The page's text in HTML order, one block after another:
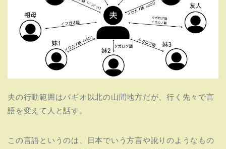
夫の行動範囲はバギオ以北の山間地方だが、行く先々で言
語を変えて人と話す。
この言語というのは、
日本でいう方言や訛りのようなもの